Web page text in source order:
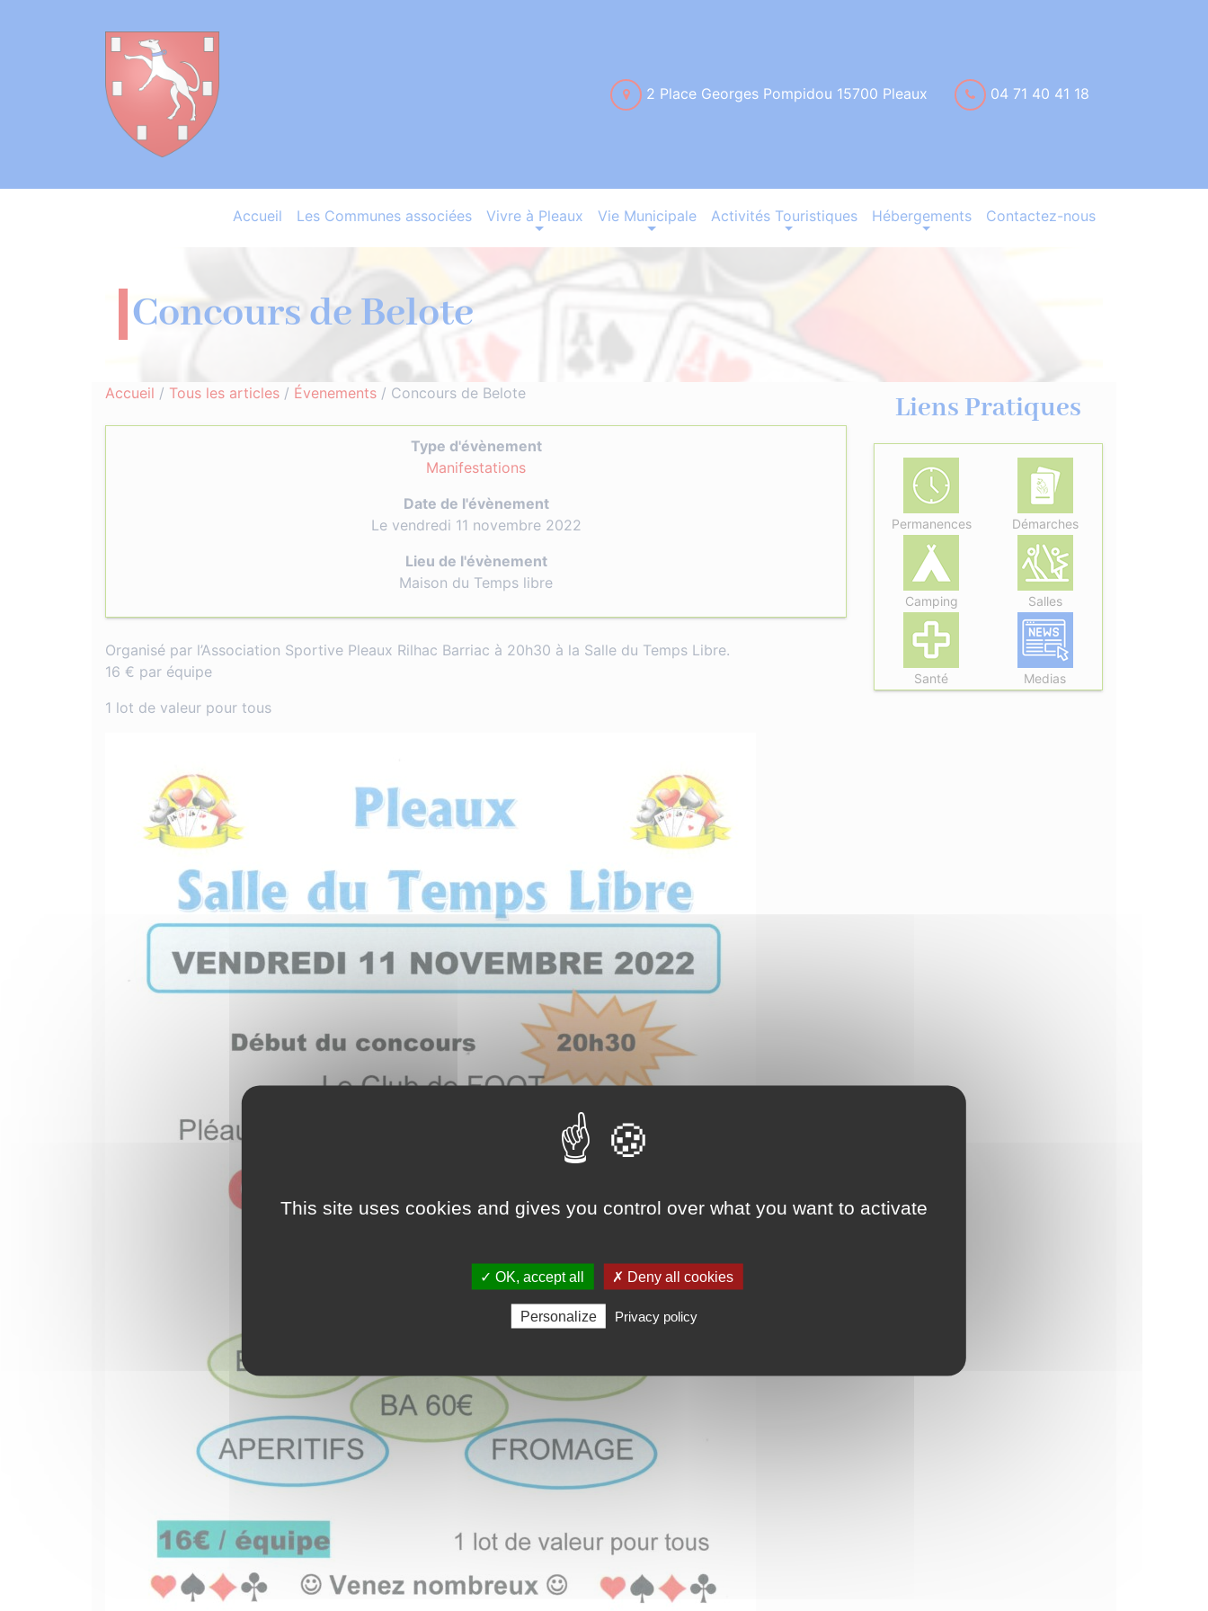
2 Place Georges Pompidou 15700 Pleaux 04 71 40 41 18
Accueil Les Communes associées Vivre à Pleaux Vie Municipale Activités Touristiques Hébergements Contactez-nous
Concours de Belote
Accueil / Tous les articles / Évenements / Concours de Belote
Type d'évènement
Manifestations
Date de l'évènement
Le vendredi 11 novembre 2022
Lieu de l'évènement
Maison du Temps libre
Organisé par l’Association Sportive Pleaux Rilhac Barriac à 20h30 à la Salle du Temps Libre.
16 € par équipe
1 lot de valeur pour tous
Liens Pratiques
Permanences Démarches
Camping Salles
Santé Medias
This site uses cookies and gives you control over what you want to activate
✓ OK, accept all ✗ Deny all cookies
Personalize Privacy policy